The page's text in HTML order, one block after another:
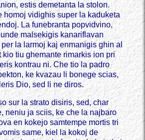
estis demetanta la stolon.
homoj vidighis super la kaduketa
La funebranta popvidvino,
malsekigis kanariflavan
la larmoj kaj enmanigis ghin al
kio tiu ghemante rimarkis ion pri
kontrau ni. Che tio la padro
ke kvazau li bonege scias,
Dio, sed li ne diros.
sur la strato disiris, sed, char
neniu ja sciis, ke che la najbaro
en kokejo samtempe mortis tri
same, kiel la kokoj de